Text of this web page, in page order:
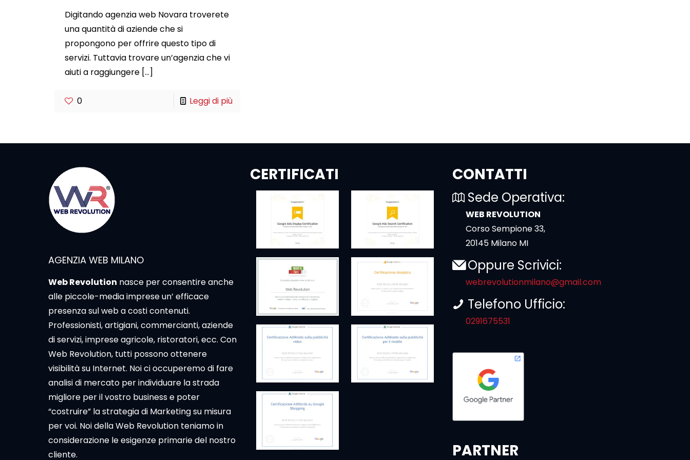
Digitando agenzia web Novara troverete
una quantità di aziende che si
propongono per offrire questo tipo di
servizi. Tuttavia trovare un’agenzia che vi
aiuti a raggiungere[…]
0 Leggi di più
AGENZIA WEB MILANO
Web Revolution nasce per consentire anche
alle piccole-media imprese un’ efficace
presenza sul web a costi contenuti.
Professionisti, artigiani, commercianti, aziende
di servizi, imprese agricole, ristoratori, ecc. Con
Web Revolution, tutti possono ottenere
visibilità su Internet. Noi ci occuperemo di fare
analisi di mercato per individuare la strada
migliore per il vostro business e poter
“costruire” la strategia di Marketing su misura
per voi. Noi della Web Revolution teniamo in
considerazione le esigenze primarie del nostro
cliente.
CERTIFICATI CONTATTI
Sede Operativa:
WEB REVOLUTION
Corso Sempione 33,
20145 Milano MI
Oppure Scrivici:
webrevolutionmilano@gmail.com
Telefono Ufficio:
0291675531
PARTNER